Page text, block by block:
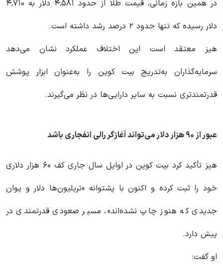
در همین بازه زمانی، قیمت طلا از حدود ۴٬۵۸۱ دلار به ۴٬۷۱۰
دلار رسیده که تنها حدود ۲ درصد رشد داشته است.
هیز معتقد است این اختلاف عملکرد نشان می‌دهد
سرمایه‌گذاران به‌تدریج بیت کوین را به‌عنوان ابزار پوشش
قدرتمندتری نسبت به سایر دارایی‌ها در نظر می‌گیرند.
عبور از ۹۰ هزار دلار می‌تواند آغازگر رالی انفجاری باشد
هیز تأکید کرد بیت کوین در اوایل سال جاری کف ۶۰ هزار دلاری
خود را ثبت کرده و اکنون با پشتوانه «تریلیون‌ها دلار و یوان
جدیدی که هنوز چاپ نشده‌اند»، مسیر صعودی قدرتمندی در
پیش دارد.
او گفت: